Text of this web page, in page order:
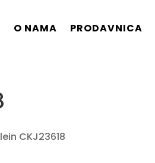
O NAMA PRODAVNICA
CKJ23618